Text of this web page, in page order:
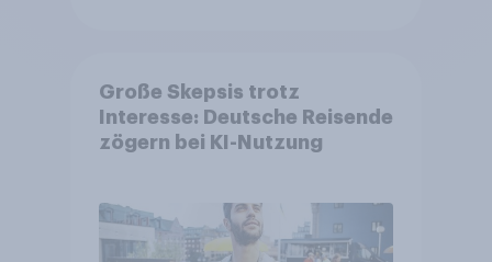
Große Skepsis trotz
Interesse: Deutsche Reisende
zögern bei KI-Nutzung